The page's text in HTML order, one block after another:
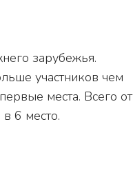
зарубежья.
участников чем
места. Всего от
6 место.